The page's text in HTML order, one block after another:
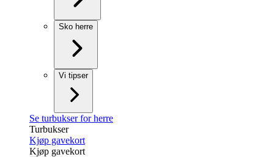
Sko herre
Vi tipser
Se turbukser for herre
Turbukser
Kjøp gavekort
Kjøp gavekort